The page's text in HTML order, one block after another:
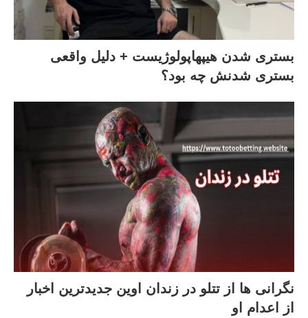
بستری شدن هیپهاپولوژیست + دلیل واقعی
بستری شدنش چه بود؟
نگرانی ها از تتلو در زندان اوین جدیدترین اخبار
از اعدام او